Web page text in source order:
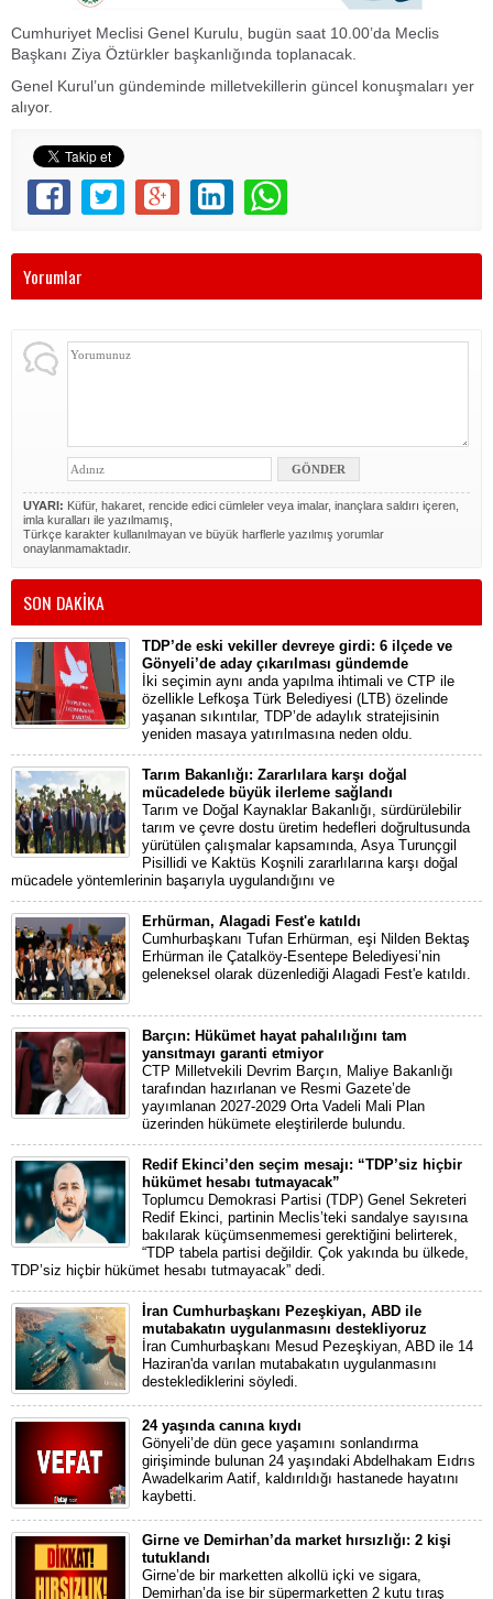
Cumhuriyet Meclisi Genel Kurulu, bugün saat 10.00’da Meclis
Başkanı Ziya Öztürkler başkanlığında toplanacak.
Genel Kurul’un gündeminde milletvekillerin güncel konuşmaları yer
alıyor.
Yorumlar
UYARI: Küfür, hakaret, rencide edici cümleler veya imalar, inançlara saldırı içeren,
imla kuralları ile yazılmamış,
Türkçe karakter kullanılmayan ve büyük harflerle yazılmış yorumlar
onaylanmamaktadır.
SON DAKİKA
TDP’de eski vekiller devreye girdi: 6 ilçede ve
Gönyeli’de aday çıkarılması gündemde
İki seçimin aynı anda yapılma ihtimali ve CTP ile
özellikle Lefkoşa Türk Belediyesi (LTB) özelinde
yaşanan sıkıntılar, TDP’de adaylık stratejisinin
yeniden masaya yatırılmasına neden oldu.
Tarım Bakanlığı: Zararlılara karşı doğal
mücadelede büyük ilerleme sağlandı
Tarım ve Doğal Kaynaklar Bakanlığı, sürdürülebilir
tarım ve çevre dostu üretim hedefleri doğrultusunda
yürütülen çalışmalar kapsamında, Asya Turunçgil
Pisillidi ve Kaktüs Koşnili zararlılarına karşı doğal
mücadele yöntemlerinin başarıyla uygulandığını ve
Erhürman, Alagadi Fest'e katıldı
Cumhurbaşkanı Tufan Erhürman, eşi Nilden Bektaş
Erhürman ile Çatalköy-Esentepe Belediyesi’nin
geleneksel olarak düzenlediği Alagadi Fest'e katıldı.
Barçın: Hükümet hayat pahalılığını tam
yansıtmayı garanti etmiyor
CTP Milletvekili Devrim Barçın, Maliye Bakanlığı
tarafından hazırlanan ve Resmi Gazete’de
yayımlanan 2027-2029 Orta Vadeli Mali Plan
üzerinden hükümete eleştirilerde bulundu.
Redif Ekinci’den seçim mesajı: “TDP’siz hiçbir
hükümet hesabı tutmayacak”
Toplumcu Demokrasi Partisi (TDP) Genel Sekreteri
Redif Ekinci, partinin Meclis’teki sandalye sayısına
bakılarak küçümsenmemesi gerektiğini belirterek,
“TDP tabela partisi değildir. Çok yakında bu ülkede,
TDP’siz hiçbir hükümet hesabı tutmayacak” dedi.
İran Cumhurbaşkanı Pezeşkiyan, ABD ile
mutabakatın uygulanmasını destekliyoruz
İran Cumhurbaşkanı Mesud Pezeşkiyan, ABD ile 14
Haziran'da varılan mutabakatın uygulanmasını
desteklediklerini söyledi.
24 yaşında canına kıydı
Gönyeli’de dün gece yaşamını sonlandırma
girişiminde bulunan 24 yaşındaki Abdelhakam Eıdrıs
Awadelkarim Aatif, kaldırıldığı hastanede hayatını
kaybetti.
Girne ve Demirhan’da market hırsızlığı: 2 kişi
tutuklandı
Girne’de bir marketten alkollü içki ve sigara,
Demirhan’da ise bir süpermarketten 2 kutu tıraş